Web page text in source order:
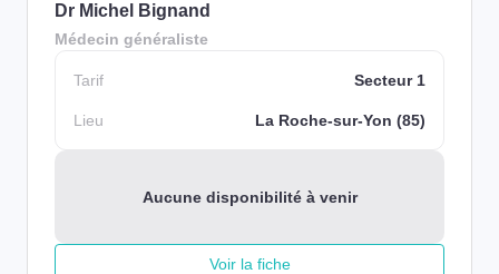
Dr Michel Bignand
Médecin généraliste
Tarif Secteur 1
Lieu La Roche-sur-Yon (85)
Aucune disponibilité à venir
Voir la fiche